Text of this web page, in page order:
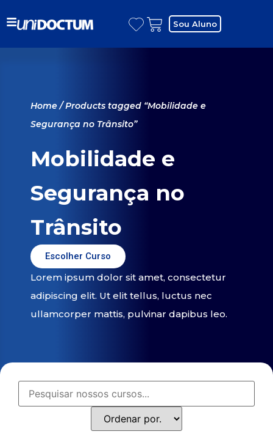
Sou Aluno
Home/ Products tagged “Mobilidade e
Segurança no Trânsito”
Mobilidade e
Segurança no
Trânsito
Escolher Curso
Lorem ipsum dolor sit amet, consectetur
adipiscing elit. Ut elit tellus, luctus nec
ullamcorper mattis, pulvinar dapibus leo.